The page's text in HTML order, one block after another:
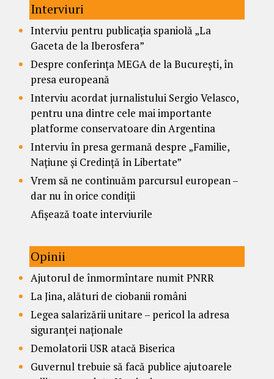
Interviuri
Interviu pentru publicația spaniolă „La
Gaceta de la Iberosfera”
Despre conferința MEGA de la București, în
presa europeană
Interviu acordat jurnalistului Sergio Velasco,
pentru una dintre cele mai importante
platforme conservatoare din Argentina
Interviu în presa germană despre „Familie,
Națiune și Credință în Libertate”
Vrem să ne continuăm parcursul european –
dar nu în orice condiții
Afișează toate interviurile
Opinii
Ajutorul de înmormîntare numit PNRR
La Jina, alături de ciobanii români
Legea salarizării unitare – pericol la adresa
siguranței naționale
Demolatorii USR atacă Biserica
Guvernul trebuie să facă publice ajutoarele